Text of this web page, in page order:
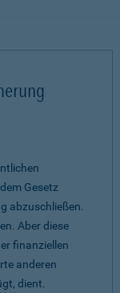
Gesetz
abzuschließen.
Aber diese
finanziellen
anderen
dient.